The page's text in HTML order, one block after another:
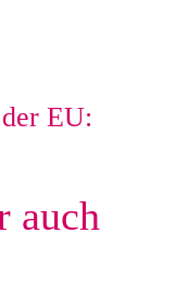
EU:
auch